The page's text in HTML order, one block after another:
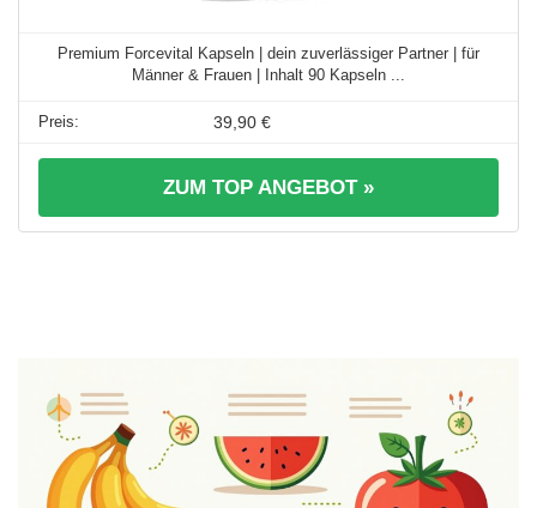
Premium Forcevital Kapseln | dein zuverlässiger Partner | für
Männer & Frauen | Inhalt 90 Kapseln ...
39,90 €
ZUM TOP ANGEBOT »